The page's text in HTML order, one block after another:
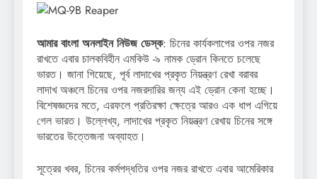
আমার বাংলা অনলাইন নিউজ ডেস্ক: চিনের কার্যকলাপের ওপর নজর
রাখতে এবার চালকবিহীন এমকিউ -৯ নামক ড্রোন কিনতে চলেছে
ভারত। জানা গিয়েছে, পূর্ব লাদাখের প্রকৃত নিয়ন্ত্রণ রেখা বরাবর
লাদাখ অঞ্চলে চিনের ওপর নজরদারির জন্য এই ড্রোন কেনা হচ্ছে।
বিশেষজ্ঞদের মতে, এরফলে প্রতিরক্ষা ক্ষেত্রে আরও এক ধাপ এগিয়ে
গেল ভারত। উল্লেখ্য, লাদাখের প্রকৃত নিয়ন্ত্রণ রেখায় চিনের সঙ্গে
ভারতের উত্তেজনা অব্যাহত।
সূত্রের খবর, চিনের কর্মপদ্ধতির ওপর নজর রাখতে এবার আমেরিকার